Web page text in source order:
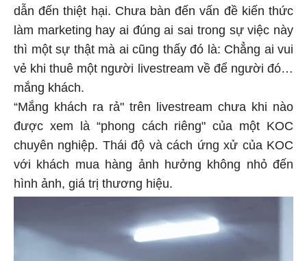
dẫn đến thiệt hại. Chưa bàn đến vấn đề kiến thức
làm marketing hay ai đúng ai sai trong sự việc này
thì một sự thật mà ai cũng thấy đó là: Chẳng ai vui
vẻ khi thuê một người livestream về để người đó…
mắng khách.
“Mắng khách ra rả" trên livestream chưa khi nào
được xem là “phong cách riêng" của một KOC
chuyên nghiệp. Thái độ và cách ứng xử của KOC
với khách mua hàng ảnh hưởng không nhỏ đến
hình ảnh, giá trị thương hiệu.